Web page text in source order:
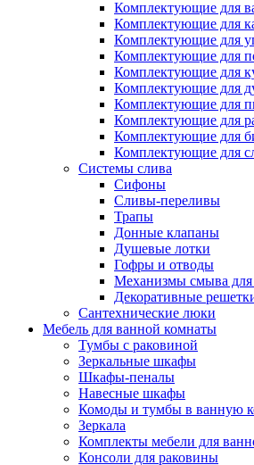
Комплектующие для
Комплектующие для
Комплектующие для
Комплектующие для
Комплектующие для
Комплектующие для
Комплектующие для
Комплектующие для
Комплектующие для
Комплектующие для
Системы слива
Сифоны
Сливы-переливы
Трапы
Донные клапаны
Душевые лотки
Гофры и отводы
Механизмы смыва для
Декоративные
Сантехнические люки
Мебель для ванной комнаты
Тумбы с раковиной
Зеркальные шкафы
Шкафы-пеналы
Навесные шкафы
Комоды и тумбы в ванную
Зеркала
Комплекты мебели для
Консоли для раковины